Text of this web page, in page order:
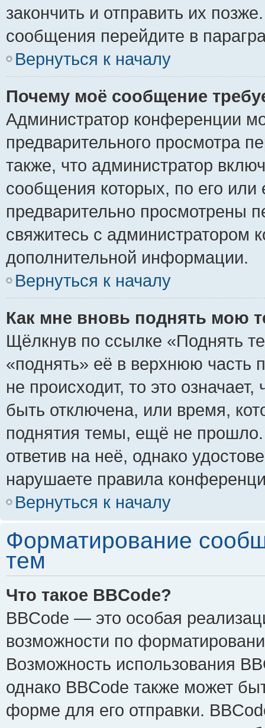
закончить и отправить их
сообщения перейдите в
Вернуться к началу
Почему моё сообщение
Администратор конференции
предварительного просмотра
также, что администратор
сообщения которых, по его
предварительно просмотрены
свяжитесь с администратором
дополнительной информации.
Вернуться к началу
Как мне вновь поднять мою
Щёлкнув по ссылке «Поднять
«поднять» её в верхнюю часть
не происходит, то это
быть отключена, или время,
поднятия темы, ещё не
ответив на неё, однако
нарушаете правила
Вернуться к началу
Форматирование
тем
Что такое BBCode?
BBCode — это особая
возможности по
Возможность использования
однако BBCode также может
форме для его отправки.